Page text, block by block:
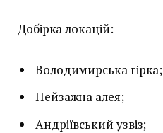
Добірка локацій:
Володимирська гірка;
Пейзажна алея;
Андріївський узвіз;